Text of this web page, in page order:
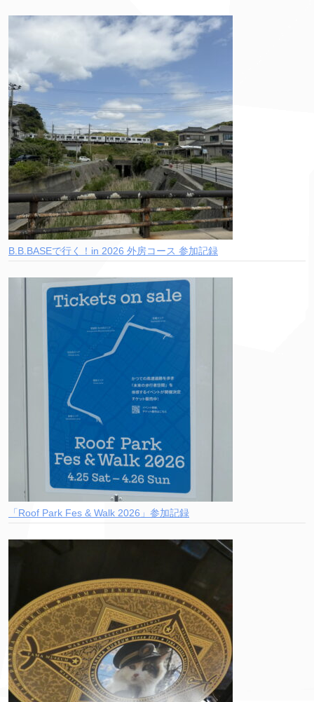
B.B.BASEで行く！in 2026 外房コース 参加記録
「Roof Park Fes & Walk 2026」参加記録